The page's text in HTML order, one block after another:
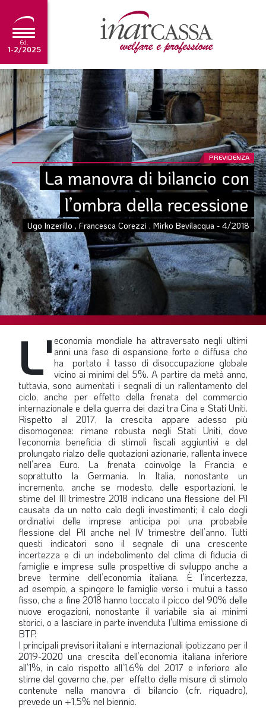
Ed.
1-2/2025
NEWS
EDITORIALE
TUTORIAL
SCADENZARIO
ARCHIVIO
Ultima edizione
1-2/2025
SOMMARIO
EDITORIALE
PREVIDENZA
PROFESSIONE
TERZA PAGINA
LE FOTO DEL FIL ROUGE
IN QUESTO NUMERO
SCENARIO ECONOMICO
SPAZIO APERTO
GOVERNANCE
FONDAZIONE
ASSOCIAZIONI
LA VIGNETTA DI EVASIO
SPECIALE
CAMBIA NUMERO expand_more
PREVIDENZA
La manovra di bilancio con
l’ombra della recessione
Ugo Inzerillo , Francesca Corezzi , Mirko Bevilacqua - 4/2018
L'economia mondiale ha attraversato negli ultimi
anni una fase di espansione forte e diffusa che
ha portato il tasso di disoccupazione globale
vicino ai minimi del 5%. A partire da metà anno,
tuttavia, sono aumentati i segnali di un rallentamento del
ciclo, anche per effetto della frenata del commercio
internazionale e della guerra dei dazi tra Cina e Stati Uniti.
Rispetto al 2017, la crescita appare adesso più
disomogenea: rimane robusta negli Stati Uniti, dove
l’economia beneficia di stimoli fiscali aggiuntivi e del
prolungato rialzo delle quotazioni azionarie, rallenta invece
nell’area Euro. La frenata coinvolge la Francia e
soprattutto la Germania. In Italia, nonostante un
incremento, anche se modesto, delle esportazioni, le
stime del III trimestre 2018 indicano una flessione del Pil
causata da un netto calo degli investimenti; il calo degli
ordinativi delle imprese anticipa poi una probabile
flessione del Pil anche nel IV trimestre dell’anno. Tutti
questi indicatori sono il segnale di una crescente
incertezza e di un indebolimento del clima di fiducia di
famiglie e imprese sulle prospettive di sviluppo anche a
breve termine dell’economia italiana. È l’incertezza,
ad esempio, a spingere le famiglie verso i mutui a tasso
fisso, che a fine 2018 hanno toccato il picco del 90% delle
nuove erogazioni, nonostante il variabile sia ai minimi
storici, o a lasciare in parte invenduta l’ultima emissione di
BTP.
I principali previsori italiani e internazionali ipotizzano per il
2019-2020 una crescita dell’economia italiana inferiore
all’1%, in calo rispetto all’1,6% del 2017 e inferiore alle
stime del governo che, per effetto delle misure di stimolo
contenute nella manovra di bilancio (cfr. riquadro),
prevede un +1,5% nel biennio.